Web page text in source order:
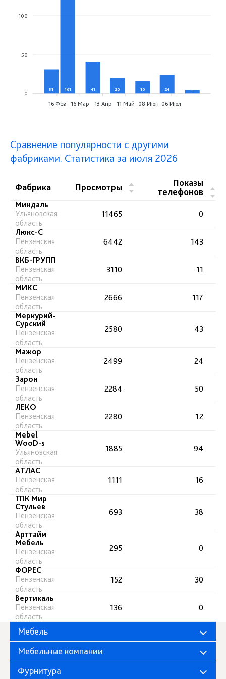
100
50
0
31 161 41 20 16 24
16 Фев 16 Мар 13 Апр 11 Май 08 Июн 06 Июл
Сравнение популярности с другими
фабриками. Статистика за июля 2026
Фабрика Просмотры
▲
▼
Показы
телефонов
▲
▼
Миндаль
Ульяновская
область
11465
0
Люкс-С
Пензенская
область
6442
143
ВКБ-ГРУПП
Пензенская
область
3110
11
МИКС
Пензенская
область
2666
117
Меркурий-
Сурский
Пензенская
область
2580 43
Мажор
Пензенская
область
2499
24
Зарон
Пензенская
область
2284
50
ЛЕКО
Пензенская
область
2280
12
Mebel
WooD-s
Ульяновская
область
1885 94
АТЛАС
Пензенская
область
1111
16
ТПК Мир
Стульев
Пензенская
область
693 38
Арттайм
Мебель
Пензенская
область
295 0
ФОРЕС
Пензенская
область
152
30
Вертикаль
Пензенская
область
136 0
Мебель
Мебельные компании
Фурнитура